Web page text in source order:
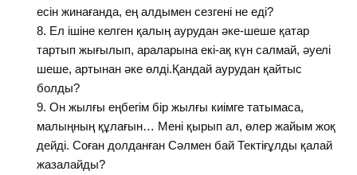
есін жинағанда, ең алдымен сезгені не еді?
Ел ішіне келген қалың аурудан әке-шеше қатар
тартып жығылып, араларына екі-ақ күн салмай, әуелі
шеше, артынан әке өлді.Қандай аурудан қайтыс
болды?
Он жылғы еңбегім бір жылғы киімге татымаса,
малыңның құлағын… Мені қырып ал, өлер жайым жоқ
дейді. Соған долданған Сәлмен бай Тектіғұлды қалай
жазалайды?